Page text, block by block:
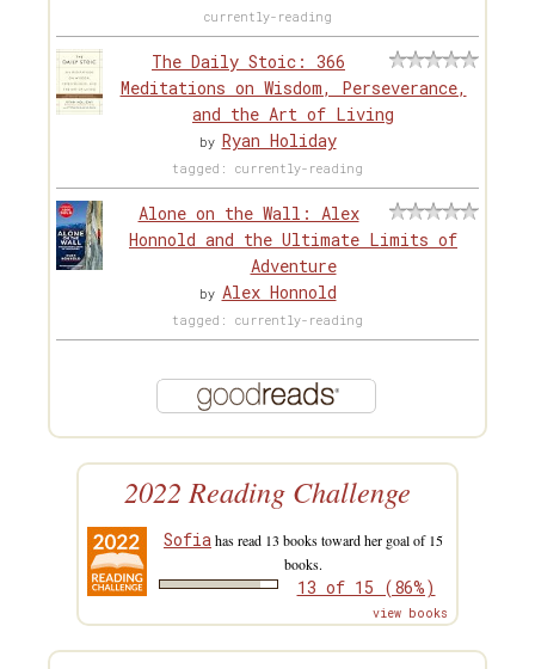
currently-reading
The Daily Stoic: 366
Meditations on Wisdom, Perseverance,
and the Art of Living
by Ryan Holiday
tagged: currently-reading
Alone on the Wall: Alex
Honnold and the Ultimate Limits of
Adventure
by Alex Honnold
tagged: currently-reading
2022 Reading Challenge
Sofiahas read 13 books toward her goal of 15
books.
13 of 15 (86%)
view books